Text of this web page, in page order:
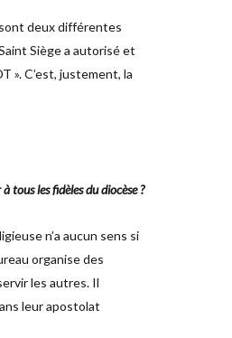
deux différentes
Siège a autorisé et
». C’est, justement, la
tous les fidèles du diocèse ?
n’a aucun sens si
organise des
les autres. Il
leur apostolat